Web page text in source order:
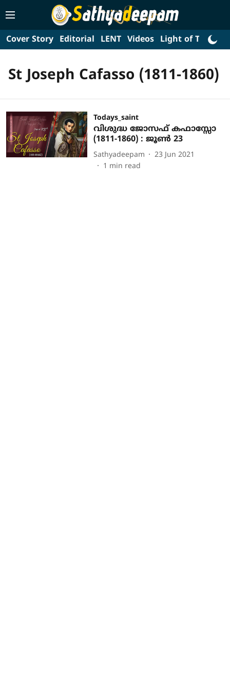
Cover Story Editorial LENT Videos Light of Truth
St Joseph Cafasso (1811-1860)
Todays_saint
വിശുദ്ധ ജോസഫ് കഫാസ്സോ
(1811-1860) : ജൂണ്‍ 23
Sathyadeepam
23 Jun 2021
1 min read